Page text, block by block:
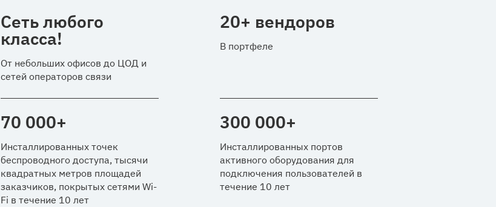
Сеть любого
класса!
От небольших офисов до ЦОД и
сетей операторов связи
20+ вендоров
В портфеле
70 000+
Инсталлированных точек
беспроводного доступа, тысячи
квадратных метров площадей
заказчиков, покрытых сетями Wi-
Fi в течение 10 лет
300 000+
Инсталлированных портов
активного оборудования для
подключения пользователей в
течение 10 лет